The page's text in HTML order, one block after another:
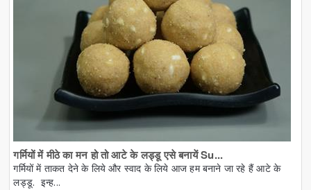
गर्मियों में मीठे का मन हो तो आटे के लड्डू एसे बनायें Su...
गर्मियों में ताकत देने के लिये और स्वाद के लिये आज हम बनाने जा रहे हैं आटे के
लड्डू. इन्ह...